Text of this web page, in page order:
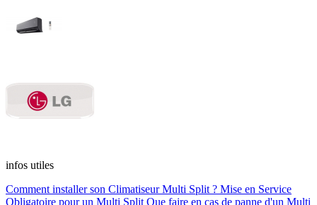
infos utiles
Comment installer son Climatiseur Multi Split ? Mise en Service
Obligatoire pour un Multi Split Que faire en cas de panne d'un Multi